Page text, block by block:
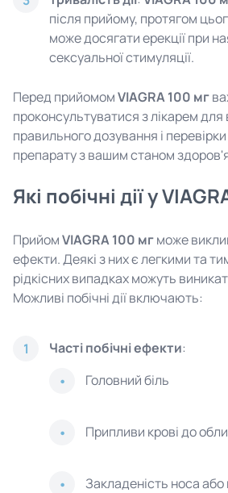
після прийому, протягом
може досягати ерекції при
сексуальної стимуляції.
Перед прийомомVIAGRA 100 мг
проконсультуватися з лікарем
правильного дозування і перевірки
препарату з вашим станом
Які побічні дії у
ПрийомVIAGRA 100 мгможе
ефекти. Деякі з них є легкими та
рідкісних випадках можуть
Можливі побічні дії включають:
1 Часті побічні ефекти:
Головний біль
Припливи крові до
Закладеність носа